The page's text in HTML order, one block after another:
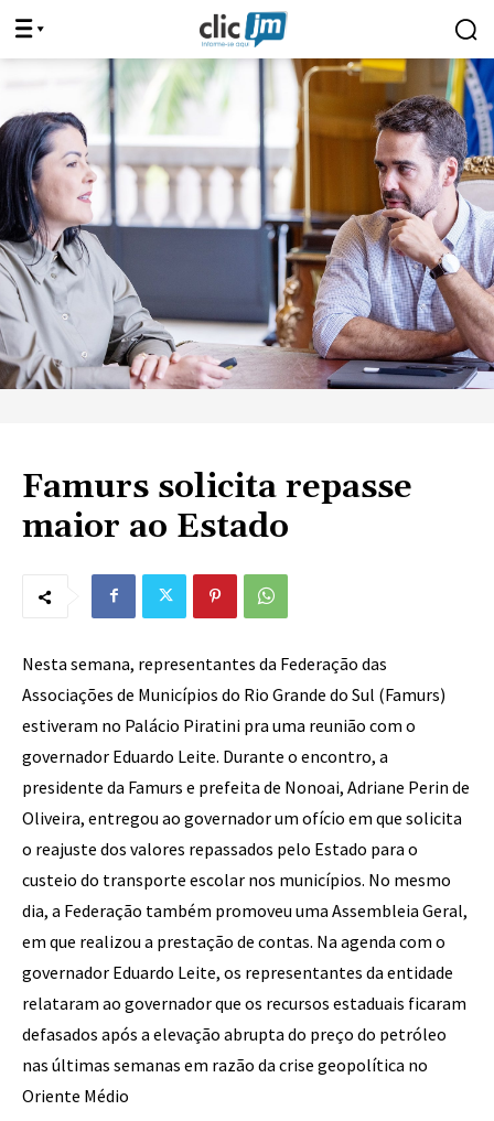
Famurs solicita repasse
maior ao Estado
Nesta semana, representantes da Federação das
Associações de Municípios do Rio Grande do Sul (Famurs)
estiveram no Palácio Piratini pra uma reunião com o
governador Eduardo Leite. Durante o encontro, a
presidente da Famurs e prefeita de Nonoai, Adriane Perin de
Oliveira, entregou ao governador um ofício em que solicita
o reajuste dos valores repassados pelo Estado para o
custeio do transporte escolar nos municípios. No mesmo
dia, a Federação também promoveu uma Assembleia Geral,
em que realizou a prestação de contas. Na agenda com o
governador Eduardo Leite, os representantes da entidade
relataram ao governador que os recursos estaduais ficaram
defasados após a elevação abrupta do preço do petróleo
nas últimas semanas em razão da crise geopolítica no
Oriente Médio